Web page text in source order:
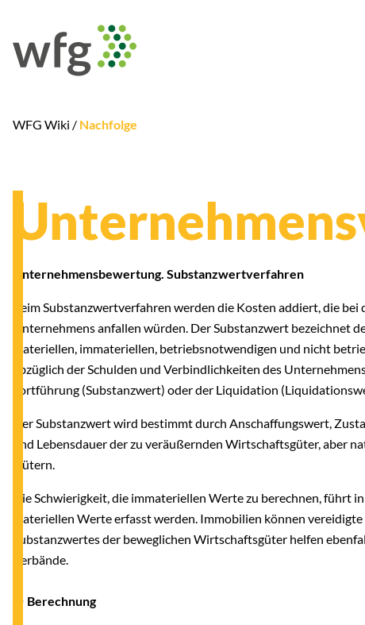
WFG Wiki / Nachfolge
Unternehmensbewertung. Substanzwertverfahren
Beim Substanzwertverfahren werden die Kosten addiert, die
Unternehmens anfallen würden. Der Substanzwert bezeichnet
materiellen, immateriellen, betriebsnotwendigen und nicht
abzüglich der Schulden und Verbindlichkeiten des
Fortführung (Substanzwert) oder der Liquidation
Der Substanzwert wird bestimmt durch Anschaffungswert,
und Lebensdauer der zu veräußernden Wirtschaftsgüter, aber
Gütern.
Die Schwierigkeit, die immateriellen Werte zu berechnen, führt
materiellen Werte erfasst werden. Immobilien können
Substanzwertes der beweglichen Wirtschaftsgüter helfen
Verbände.
● Berechnung